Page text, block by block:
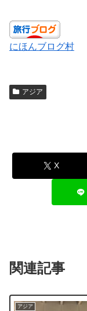
にほんブログ村
アジア
X
関連記事
アジア